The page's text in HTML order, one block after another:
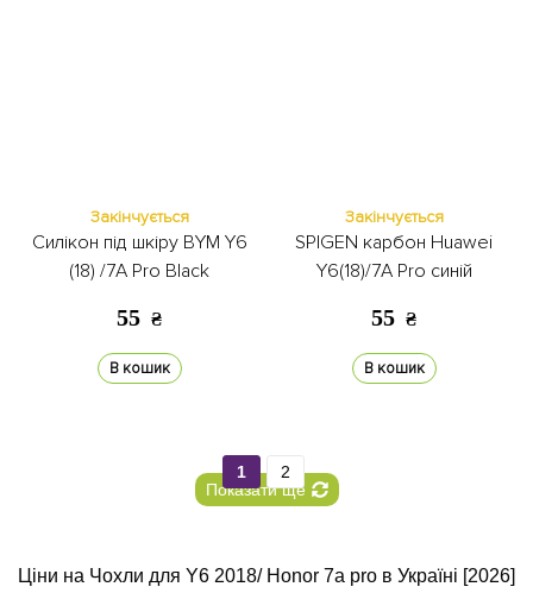
Закінчується
Силікон під шкіру BYM Y6
(18) /7A Pro Black
55 ₴
В кошик
Закінчується
SPIGEN карбон Huawei
Y6(18)/7A Pro синій
55 ₴
В кошик
Показати ще
1 2
Ціни на Чохли для Y6 2018/ Honor 7a pro в Україні [2026]